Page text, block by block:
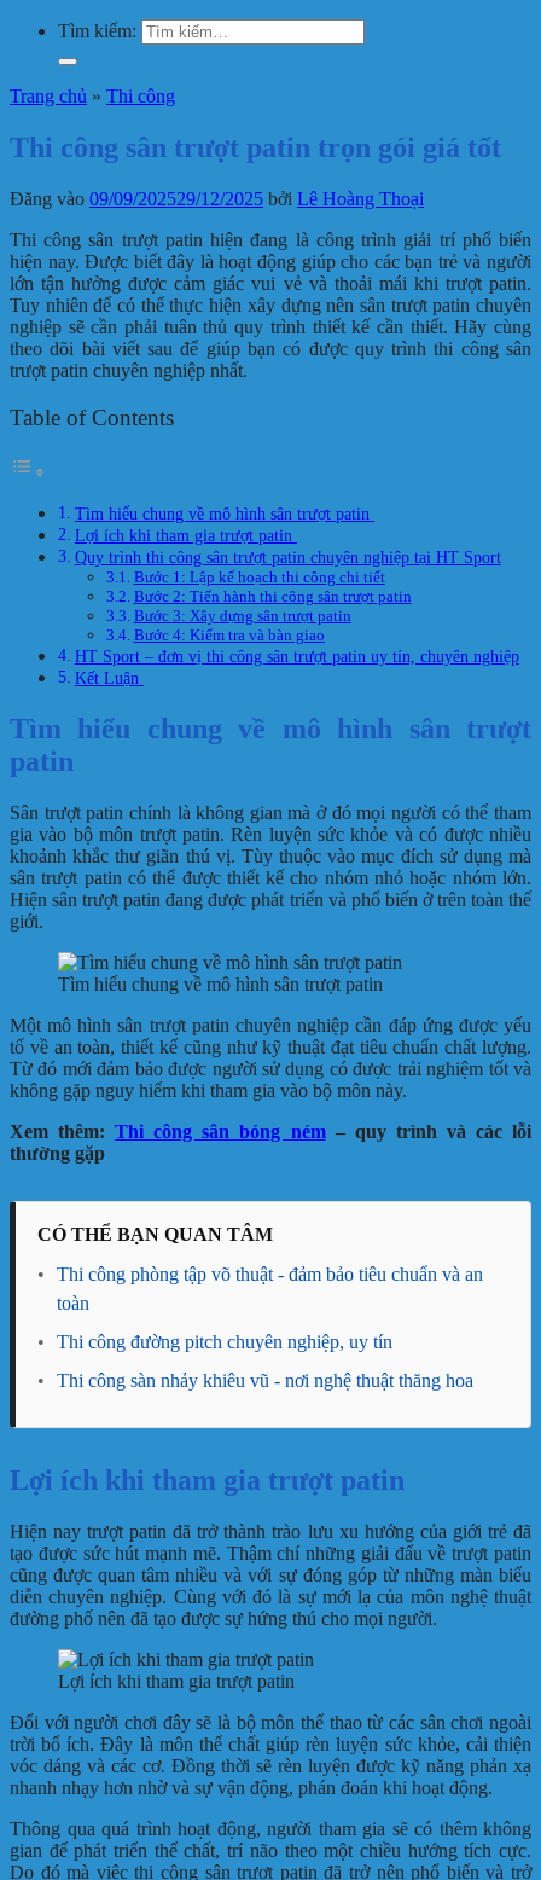
Tìm kiếm:
Trang chủ » Thi công
Thi công sân trượt patin trọn gói giá tốt
Đăng vào 09/09/202529/12/2025 bởi Lê Hoàng Thoại
Thi công sân trượt patin hiện đang là công trình giải trí phổ biến
hiện nay. Được biết đây là hoạt động giúp cho các bạn trẻ và người
lớn tận hưởng được cảm giác vui vẻ và thoải mái khi trượt patin.
Tuy nhiên để có thể thực hiện xây dựng nên sân trượt patin chuyên
nghiệp sẽ cần phải tuân thủ quy trình thiết kế cần thiết. Hãy cùng
theo dõi bài viết sau để giúp bạn có được quy trình thi công sân
trượt patin chuyên nghiệp nhất.
Table of Contents
Tìm hiểu chung về mô hình sân trượt patin
Lợi ích khi tham gia trượt patin
Quy trình thi công sân trượt patin chuyên nghiệp tại HT Sport
Bước 1: Lập kế hoạch thi công chi tiết
Bước 2: Tiến hành thi công sân trượt patin
Bước 3: Xây dựng sân trượt patin
Bước 4: Kiểm tra và bàn giao
HT Sport – đơn vị thi công sân trượt patin uy tín, chuyên nghiệp
Kết Luận
Tìm hiểu chung về mô hình sân trượt
patin
Sân trượt patin chính là không gian mà ở đó mọi người có thể tham
gia vào bộ môn trượt patin. Rèn luyện sức khỏe và có được nhiều
khoảnh khắc thư giãn thú vị. Tùy thuộc vào mục đích sử dụng mà
sân trượt patin có thể được thiết kế cho nhóm nhỏ hoặc nhóm lớn.
Hiện sân trượt patin đang được phát triển và phổ biến ở trên toàn thế
giới.
Tìm hiểu chung về mô hình sân trượt patin
Một mô hình sân trượt patin chuyên nghiệp cần đáp ứng được yếu
tố về an toàn, thiết kế cũng như kỹ thuật đạt tiêu chuẩn chất lượng.
Từ đó mới đảm bảo được người sử dụng có được trải nghiệm tốt và
không gặp nguy hiểm khi tham gia vào bộ môn này.
Xem thêm:Thi công sân bóng ném– quy trình và các lỗi
thường gặp
CÓ THỂ BẠN QUAN TÂM
•
Thi công phòng tập võ thuật - đảm bảo tiêu chuẩn và an
toàn
•
Thi công đường pitch chuyên nghiệp, uy tín
•
Thi công sàn nhảy khiêu vũ - nơi nghệ thuật thăng hoa
Lợi ích khi tham gia trượt patin
Hiện nay trượt patin đã trở thành trào lưu xu hướng của giới trẻ đã
tạo được sức hút mạnh mẽ. Thậm chí những giải đấu về trượt patin
cũng được quan tâm nhiều và với sự đóng góp từ những màn biểu
diễn chuyên nghiệp. Cùng với đó là sự mới lạ của môn nghệ thuật
đường phố nên đã tạo được sự hứng thú cho mọi người.
Lợi ích khi tham gia trượt patin
Đối với người chơi đây sẽ là bộ môn thể thao từ các sân chơi ngoài
trời bổ ích. Đây là môn thể chất giúp rèn luyện sức khỏe, cải thiện
vóc dáng và các cơ. Đồng thời sẽ rèn luyện được kỹ năng phản xạ
nhanh nhạy hơn nhờ và sự vận động, phán đoán khi hoạt động.
Thông qua quá trình hoạt động, người tham gia sẽ có thêm không
gian để phát triển thể chất, trí não theo một chiều hướng tích cực.
Do đó mà việc thi công sân trượt patin đã trở nên phổ biến và trở